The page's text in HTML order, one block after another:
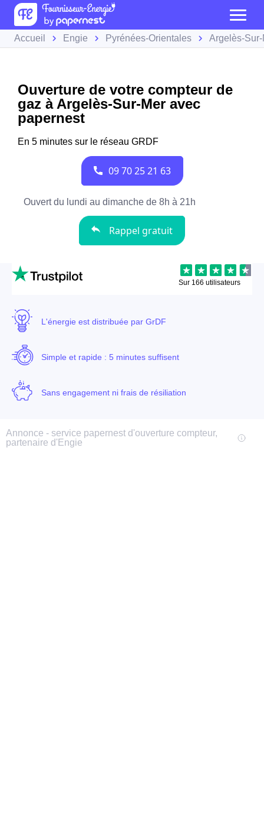
Accueil Engie Pyrénées-Orientales Argelès-Sur-